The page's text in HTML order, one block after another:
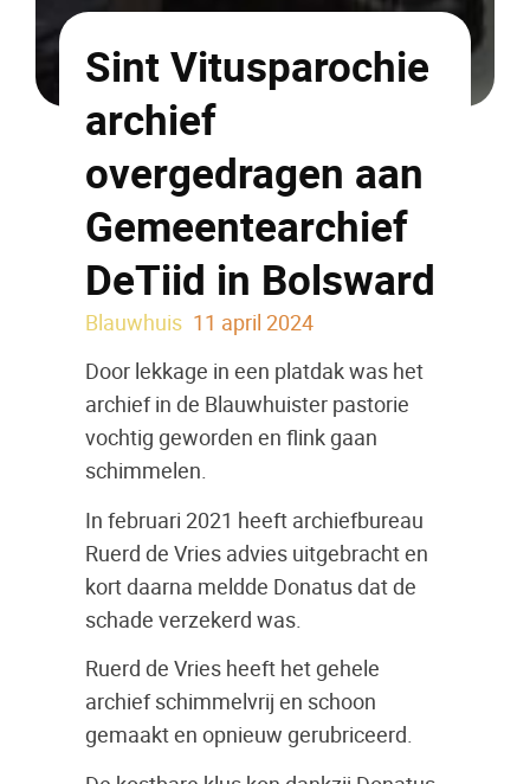
Sint Vitusparochie
archief
overgedragen aan
Gemeentearchief
DeTiid in Bolsward
Blauwhuis 11 april 2024
Door lekkage in een platdak was het
archief in de Blauwhuister pastorie
vochtig geworden en flink gaan
schimmelen.
In februari 2021 heeft archiefbureau
Ruerd de Vries advies uitgebracht en
kort daarna meldde Donatus dat de
schade verzekerd was.
Ruerd de Vries heeft het gehele
archief schimmelvrij en schoon
gemaakt en opnieuw gerubriceerd.